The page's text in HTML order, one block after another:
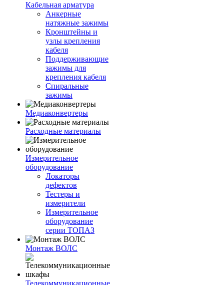
Кабельная арматура
Анкерные
натяжные зажимы
Кронштейны и
узлы крепления
кабеля
Поддерживающие
зажимы для
крепления кабеля
Спиральные
зажимы
Медиаконвертеры
Расходные материалы
Измерительное
оборудование
Локаторы
дефектов
Тестеры и
измерители
Измерительное
оборудование
серии ТОПАЗ
Монтаж ВОЛС
Телекоммуникационные